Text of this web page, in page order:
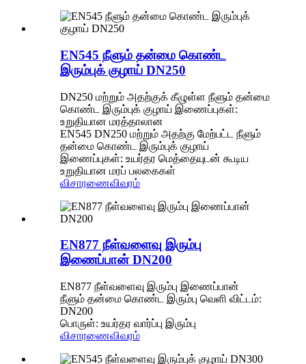
EN545 நீளும் தன்மை கொண்ட
இரும்புக் குழாய் DN250
DN250 மற்றும் அதற்குக் கீழுள்ள நீளும் தன்மை
கொண்ட இரும்புக் குழாய் இணைப்புகள்:
உறுதியான மரத்தாலான
EN545 DN250 மற்றும் அதற்கு மேற்பட்ட நீளும்
தன்மை கொண்ட இரும்புக் குழாய்
இணைப்புகள்: உயர்தர மெத்தையுடன் கூடிய
உறுதியான மரப் பலகைகள்
விசாரணைவிவரம்
EN877 நீள்வளைவு இரும்பு
இணைப்பான் DN200
EN877 நீள்வளைவு இரும்பு இணைப்பான்
நீளும் தன்மை கொண்ட இரும்பு வெளி விட்டம்:
DN200
பொருள்: உயர்தர வார்ப்பு இரும்பு
விசாரணைவிவரம்